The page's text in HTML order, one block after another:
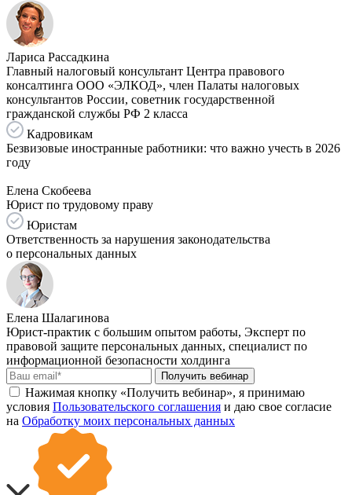
Лариса Рассадкина
Главный налоговый консультант Центра правового
консалтинга ООО «ЭЛКОД», член Палаты налоговых
консультантов России, советник государственной
гражданской службы РФ 2 класса
Кадровикам
Безвизовые иностранные работники: что важно учесть в 2026
году
Елена Скобеева
Юрист по трудовому праву
Юристам
Ответственность за нарушения законодательства
о персональных данных
Елена Шалагинова
Юрист-практик с большим опытом работы, Эксперт по
правовой защите персональных данных, специалист по
информационной безопасности холдинга
Получить вебинар
Нажимая кнопку «Получить вебинар», я принимаю
условия Пользовательского соглашения и даю свое согласие
на Обработку моих персональных данных